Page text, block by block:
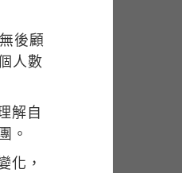
後顧
人數
解自
。
化，